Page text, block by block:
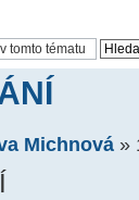
Michnová »